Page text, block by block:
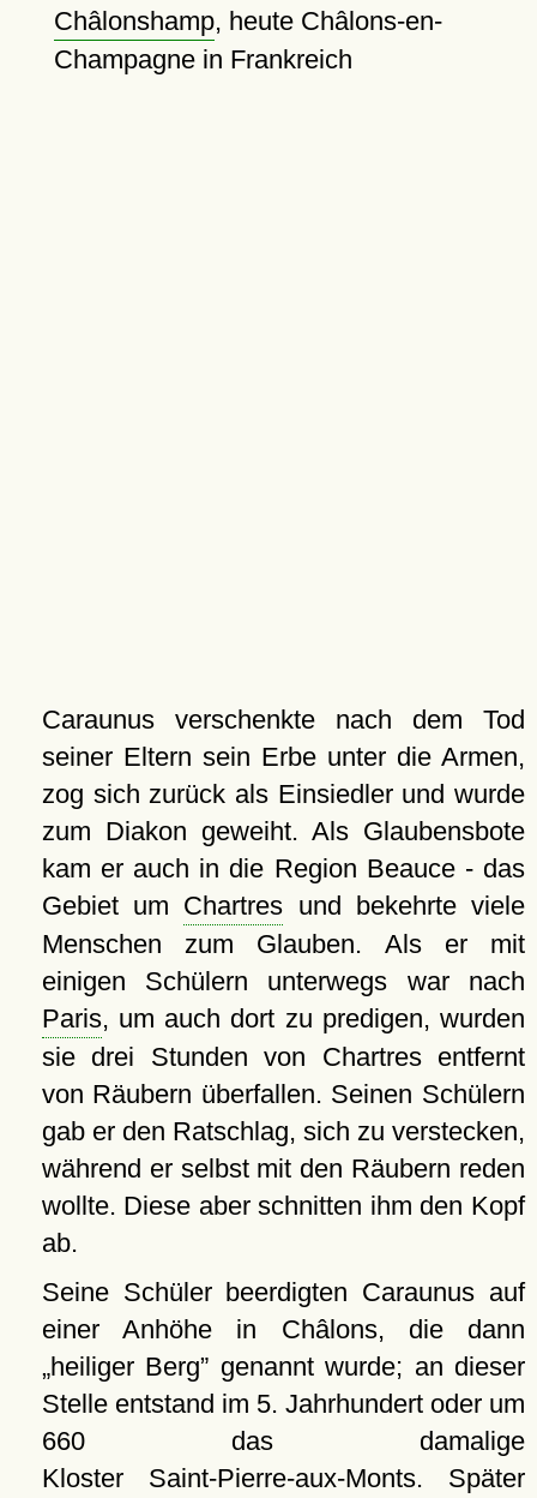
Châlonshamp, heute Châlons-en-
Champagne in Frankreich
Caraunus verschenkte nach dem Tod
seiner Eltern sein Erbe unter die Armen,
zog sich zurück als Einsiedler und wurde
zum Diakon geweiht. Als Glaubensbote
kam er auch in die Region Beauce - das
Gebiet um Chartres und bekehrte viele
Menschen zum Glauben. Als er mit
einigen Schülern unterwegs war nach
Paris, um auch dort zu predigen, wurden
sie drei Stunden von Chartres entfernt
von Räubern überfallen. Seinen Schülern
gab er den Ratschlag, sich zu verstecken,
während er selbst mit den Räubern reden
wollte. Diese aber schnitten ihm den Kopf
ab.
Seine Schüler beerdigten Caraunus auf
einer Anhöhe in Châlons, die dann
heiliger Berg
genannt wurde; an dieser
Stelle entstand im 5. Jahrhundert oder um
660 das damalige
Kloster Saint-Pierre-aux-Monts. Später